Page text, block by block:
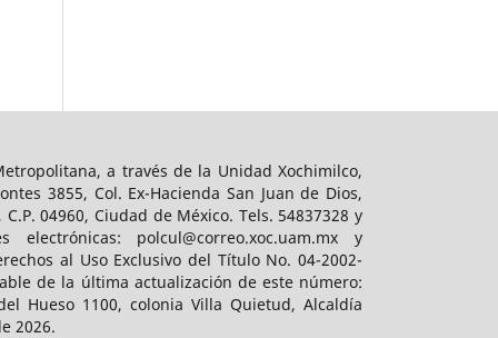
a través de la Unidad Xochimilco,
3855, Col. Ex-Hacienda San Juan de Dios,
04960, Ciudad de México. Tels. 54837328 y
polcul@correo.xoc.uam.mx y
al Uso Exclusivo del Título No. 04-2002-
de la última actualización de este número:
Hueso 1100, colonia Villa Quietud, Alcaldía
2026.